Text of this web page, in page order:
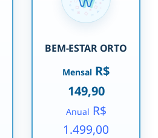
BEM-ESTAR ORTO
Mensal R$
149,90
Anual R$
1.499,00